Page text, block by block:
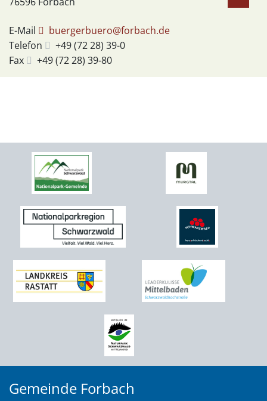
E-Mail
buergerbuero@forbach.de
Telefon
+49 (7228) 39-0
Fax
+49 (7228) 39-80
Gemeinde Forbach